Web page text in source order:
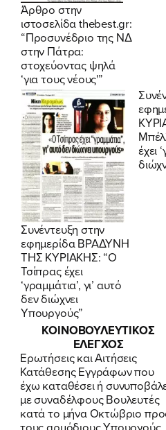
Άρθρο στην
ιστοσελίδα thebest.gr:
“Προσυνέδριο της ΝΔ
στην Πάτρα:
στοχεύοντας ψηλά
‘για τους νέους'”
Συνέντευξη στην
εφημερίδα ΒΡΑΔΥΝΗ
ΤΗΣ ΚΥΡΙΑΚΗΣ: “Ο
Τσίπρας έχει
‘γραμμάτια’, γι’ αυτό
δεν διώχνει
Υπουργούς”
έχει
ΚΟΙΝΟΒΟΥΛΕΥΤΙΚΟΣ
ΕΛΕΓΧΟΣ
Ερωτήσεις και Αιτήσεις
Κατάθεσης Εγγράφων που
έχω καταθέσει ή
με συναδέλφους Βουλευτές
κατά το μήνα Οκτώβριο
τους αρμόδιους Υπουργούς,